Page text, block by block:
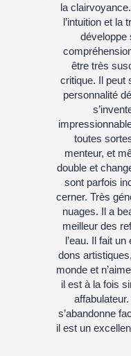
la
l’intuition et la
développe
être très
critique. Il peut
personnalité
toutes
menteur, et
double et
sont parfois
cerner. Très
nuages. Il a
meilleur des
l’eau. Il fait
dons
monde et
il est à la fois
s’abandonne
il est un